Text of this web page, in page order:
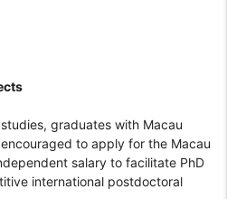
graduates with Macau
to apply for the Macau
salary to facilitate PhD
international postdoctoral